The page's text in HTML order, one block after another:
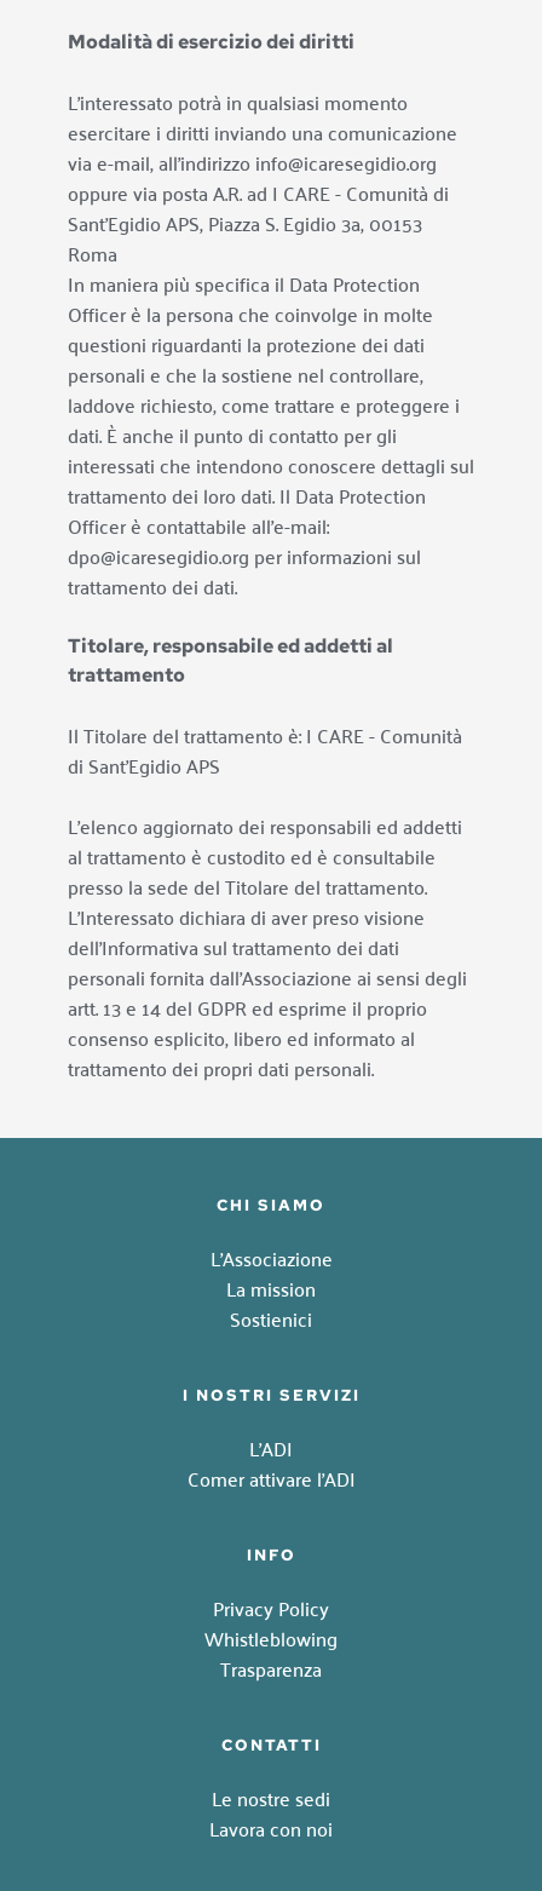
Modalità di esercizio dei diritti
L’interessato potrà in qualsiasi momento
esercitare i diritti inviando una comunicazione
via e-mail, all’indirizzo info@icaresegidio.org
oppure via posta A.R. ad I CARE - Comunità di
Sant'Egidio APS, Piazza S. Egidio 3a, 00153
Roma
In maniera più specifica il Data Protection
Officer è la persona che coinvolge in molte
questioni riguardanti la protezione dei dati
personali e che la sostiene nel controllare,
laddove richiesto, come trattare e proteggere i
dati. È anche il punto di contatto per gli
interessati che intendono conoscere dettagli sul
trattamento dei loro dati. Il Data Protection
Officer è contattabile all’e-mail:
dpo@icaresegidio.org per informazioni sul
trattamento dei dati.
Titolare, responsabile ed addetti al
trattamento
Il Titolare del trattamento è: I CARE - Comunità
di Sant'Egidio APS
L’elenco aggiornato dei responsabili ed addetti
al trattamento è custodito ed è consultabile
presso la sede del Titolare del trattamento.
L’Interessato dichiara di aver preso visione
dell’Informativa sul trattamento dei dati
personali fornita dall’Associazione ai sensi degli
artt. 13 e 14 del GDPR ed esprime il proprio
consenso esplicito, libero ed informato al
trattamento dei propri dati personali.
CHI SIAMO
L'Associazione
La mission
Sostienici
I NOSTRI SERVIZI
L'ADI
Comer attivare l'ADI
INFO
Privacy Policy
Whistleblowing
Trasparenza
CONTATTI
Le nostre sedi
Lavora con noi